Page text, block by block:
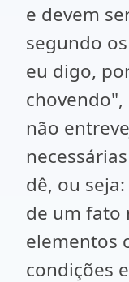
e devem
segundo
eu digo,
não
dê, ou
de um fato
elementos
condições